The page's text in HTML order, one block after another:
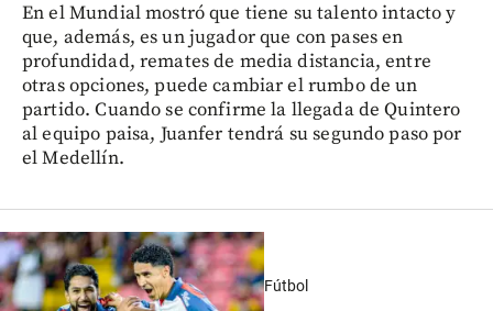
En el Mundial mostró que tiene su talento intacto y
que, además, es un jugador que con pases en
profundidad, remates de media distancia, entre
otras opciones, puede cambiar el rumbo de un
partido. Cuando se confirme la llegada de Quintero
al equipo paisa, Juanfer tendrá su segundo paso por
el Medellín.
Fútbol